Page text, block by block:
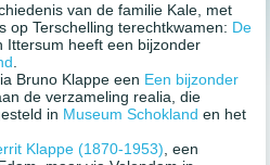
van de familie Kale, met
op Terschelling terechtkwamen: De
Ittersum heeft een bijzonder
Bruno Klappe een Een bijzonder
de verzameling realia, die
in Museum Schokland en het
Klappe (1870-1953) , een